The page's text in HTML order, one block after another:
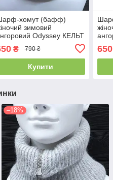
хомут (бафф)
зимовий
Odyssey КЕЛЬТ
бузковий 23х 23 см 14399
₴ 790 ₴
Купити
650
–18%